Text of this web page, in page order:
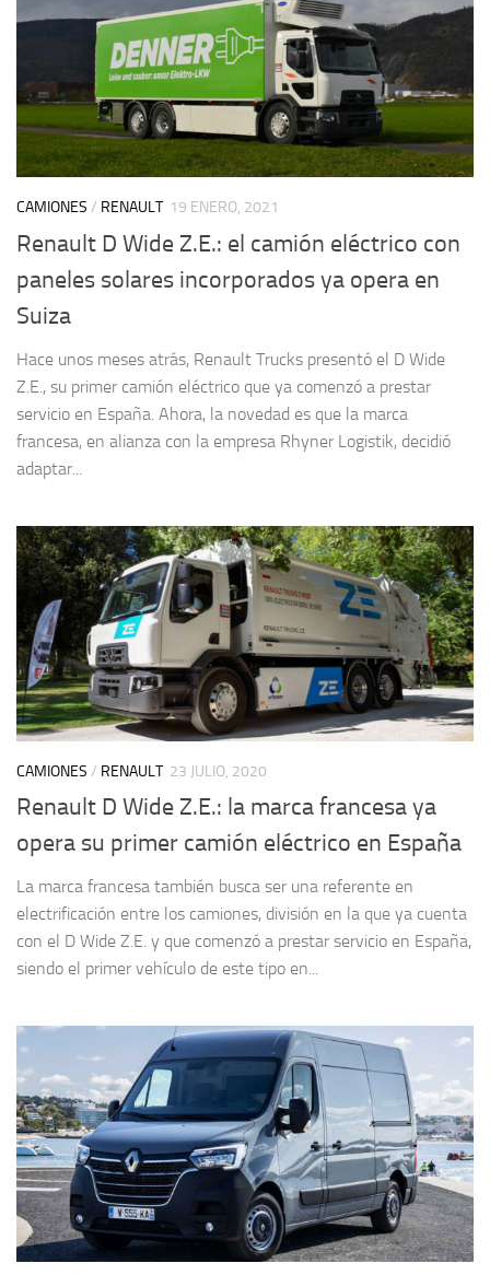
CAMIONES / RENAULT 19 ENERO, 2021
Renault D Wide Z.E.: el camión eléctrico con
paneles solares incorporados ya opera en
Suiza
Hace unos meses atrás, Renault Trucks presentó el D Wide
Z.E., su primer camión eléctrico que ya comenzó a prestar
servicio en España. Ahora, la novedad es que la marca
francesa, en alianza con la empresa Rhyner Logistik, decidió
adaptar...
CAMIONES / RENAULT 23 JULIO, 2020
Renault D Wide Z.E.: la marca francesa ya
opera su primer camión eléctrico en España
La marca francesa también busca ser una referente en
electrificación entre los camiones, división en la que ya cuenta
con el D Wide Z.E. y que comenzó a prestar servicio en España,
siendo el primer vehículo de este tipo en...